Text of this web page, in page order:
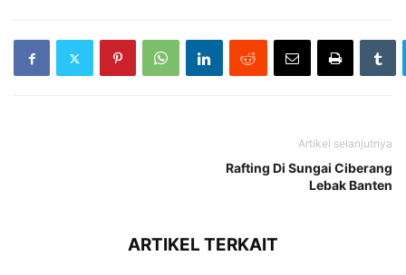
Artikel selanjutnya
Rafting Di Sungai Ciberang
Lebak Banten
ARTIKEL TERKAIT